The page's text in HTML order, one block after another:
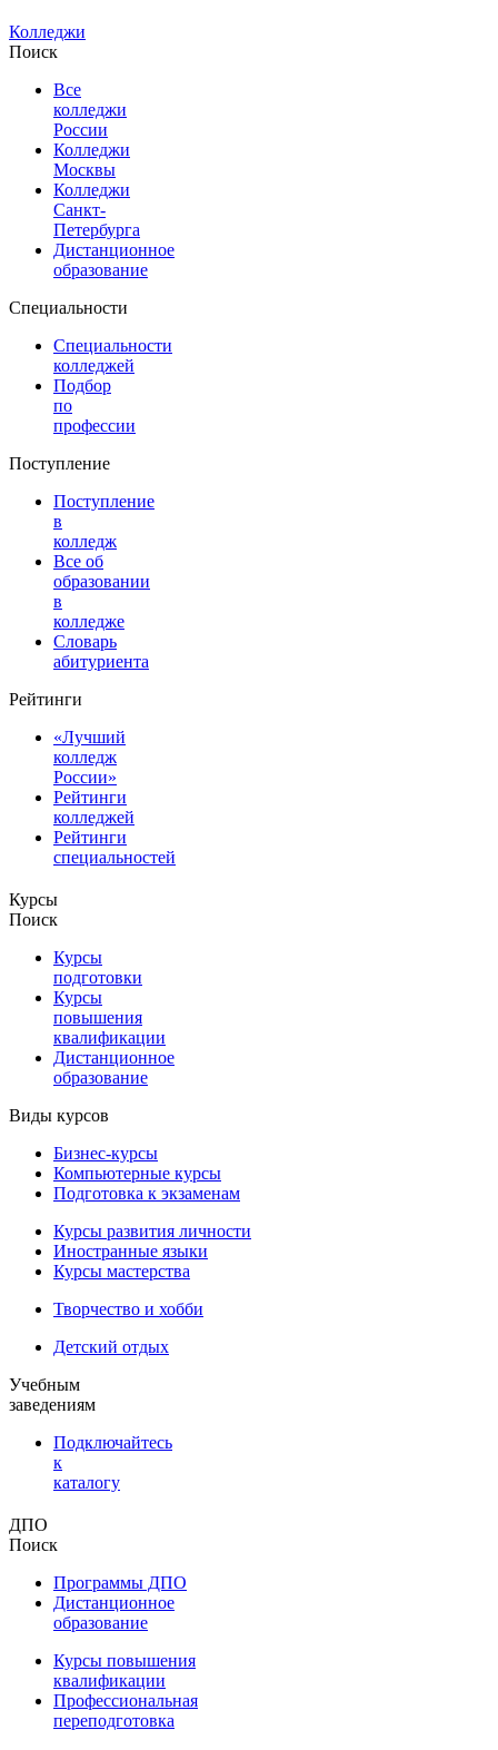
Колледжи
Поиск
Все
колледжи
России
Колледжи
Москвы
Колледжи
Санкт-
Петербурга
Дистанционное
образование
Специальности
Специальности
колледжей
Подбор
по
профессии
Поступление
Поступление
в
колледж
Все об
образовании
в
колледже
Словарь
абитуриента
Рейтинги
«Лучший
колледж
России»
Рейтинги
колледжей
Рейтинги
специальностей
Курсы
Поиск
Курсы
подготовки
Курсы
повышения
квалификации
Дистанционное
образование
Виды курсов
Бизнес-курсы
Компьютерные курсы
Подготовка к экзаменам
Курсы развития личности
Иностранные языки
Курсы мастерства
Творчество и хобби
Детский отдых
Учебным
заведениям
Подключайтесь
к
каталогу
ДПО
Поиск
Программы ДПО
Дистанционное
образование
Курсы повышения
квалификации
Профессиональная
переподготовка